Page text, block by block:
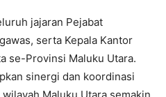
jajaran Pejabat
serta Kepala Kantor
se-Provinsi Maluku Utara.
sinergi dan koordinasi